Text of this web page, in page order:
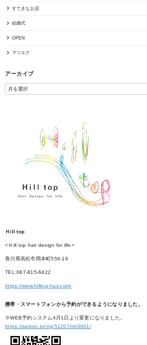
すてきなお店
結婚式
OPEN
マツエク
アーカイブ
Ｈill top
<Ｈill top hair design for life>
香川県高松市岡本町556-16
TEL:087-815-6422
https://www.hilltop-hair.com/
携帯・スマートフォンから予約ができるようになりました。
※WEB予約システム4月1日より変更になりました。
https://saloon.to/r/g/51207/m/0001/